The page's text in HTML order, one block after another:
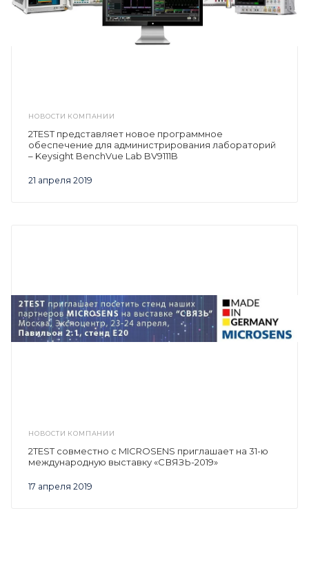
НОВОСТИ КОМПАНИИ
21 апреля 2019
2TEST представляет новое программное
обеспечение для администрирования лабораторий
– Keysight BenchVue Lab BV9111B
НОВОСТИ КОМПАНИИ
17 апреля 2019
2TEST совместно с MICROSENS приглашает на 31-ю
международную выставку «СВЯЗЬ-2019»